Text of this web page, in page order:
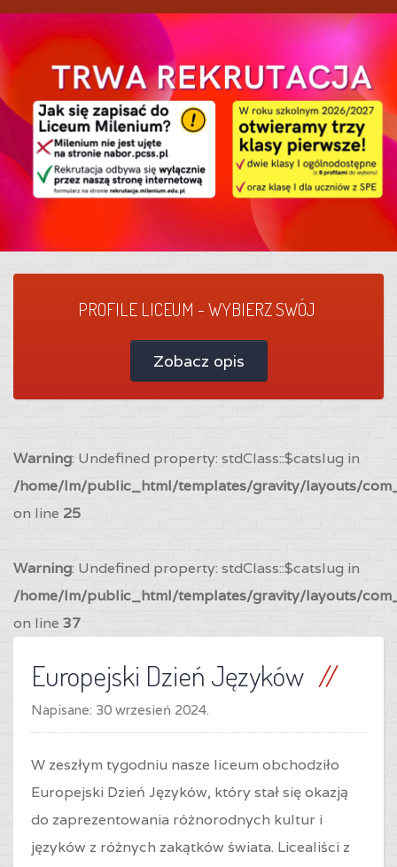
PROFILE LICEUM - WYBIERZ SWÓJ
Zobacz opis
Warning: Undefined property: stdClass::$catslug in
/home/lm/public_html/templates/gravity/layouts/
on line 25
Warning: Undefined property: stdClass::$catslug in
/home/lm/public_html/templates/gravity/layouts/
on line 37
Europejski Dzień Języków
Napisane: 30 wrzesień 2024.
W zeszłym tygodniu nasze liceum obchodziło
Europejski Dzień Języków, który stał się okazją
do zaprezentowania różnorodnych kultur i
języków z różnych zakątków świata. Licealiści z